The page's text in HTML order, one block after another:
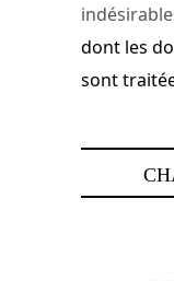
dont les
sont